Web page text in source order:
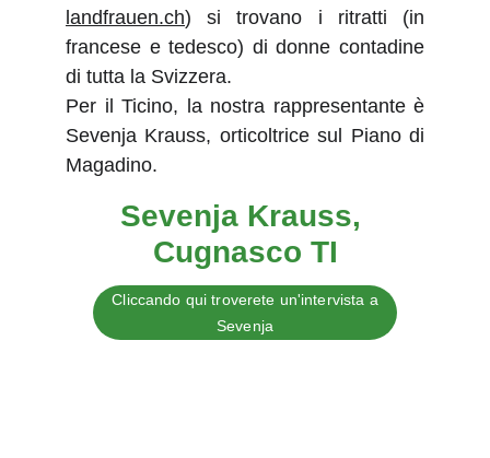
landfrauen.ch) si trovano i ritratti (in
francese e tedesco) di donne contadine
di tutta la Svizzera.
Per il Ticino, la nostra rappresentante è
Sevenja Krauss, orticoltrice sul Piano di
Magadino.
Sevenja Krauss,
Cugnasco TI
Cliccando qui troverete un'intervista a
Sevenja